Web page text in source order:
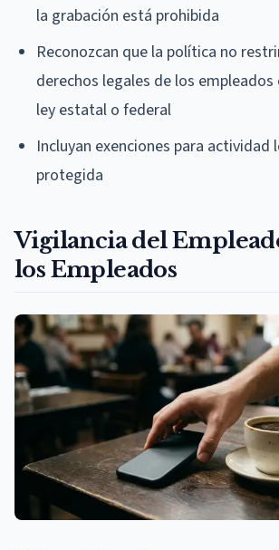
la grabación está prohibida
Reconozcan que la política no
derechos legales de los
ley estatal o federal
Incluyan exenciones para actividad
protegida
Vigilancia del
los Empleados